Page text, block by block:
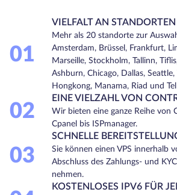
01
VIELFALT AN STANDORTEN
Mehr als 20 standorte zur
Amsterdam, Brüssel, Frankfurt,
Marseille, Stockholm, Tallinn,
Ashburn, Chicago, Dallas,
Hongkong, Manama, Riad und
02
EINE VIELZAHL VON
Wir bieten eine ganze Reihe von
Cpanel bis ISPmanager.
03
SCHNELLE
Sie können einen VPS innerhalb
Abschluss des Zahlungs- und
nehmen.
KOSTENLOSES IPV6 FÜR